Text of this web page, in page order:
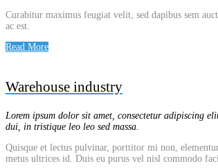
Curabitur maximus feugiat velit, sed dapibus sem
ac est.
Read More
Warehouse industry
Lorem ipsum dolor sit amet, consectetur adipiscing
dui, in tristique leo leo sed massa.
Quisque et lectus pulvinar, porttitor mi non,
metus ultrices id. Duis eu purus vel nisl commodo